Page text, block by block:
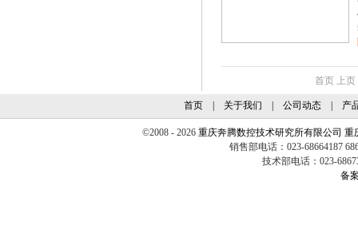
首页 上页
首页 关于我们 公司动态 产
©2008 - 2026 重庆奔腾数控技术研究所有限公司 重
销售部电话：023-68664187
技术部电话：023-
备